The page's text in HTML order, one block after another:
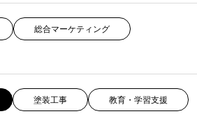
総合マーケティング
塗装工事
教育・学習支援